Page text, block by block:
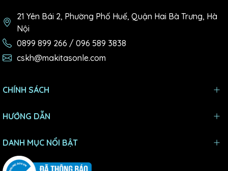
21 Yên Bái 2, Phường Phố Huế, Quận Hai Bà Trưng, Hà
Nội
0899 899 266 / 096 589 3838
cskh@makitasonle.com
CHÍNH SÁCH
HƯỚNG DẪN
DANH MỤC NỔI BẬT